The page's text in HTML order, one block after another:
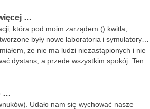
…
która pod moim zarządem () kwitła,
były nowe laboratoria i symulatory…
że nie ma ludzi niezastąpionych i nie
dystans, a przede wszystkim spokój. Ten
…
Udało nam się wychować nasze